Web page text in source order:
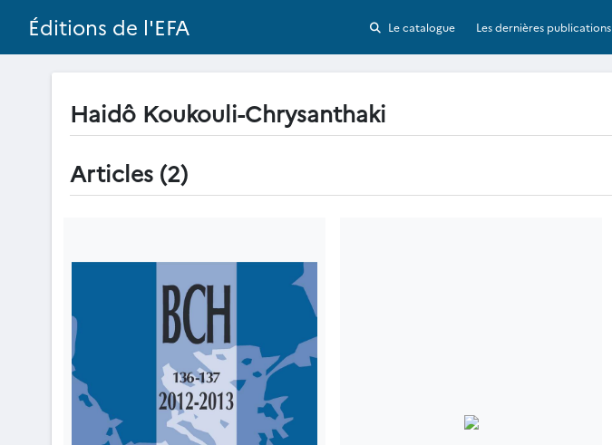
Éditions de l'EFA Le catalogue Les dernières publications
Haidô Koukouli-Chrysanthaki
Articles (2)